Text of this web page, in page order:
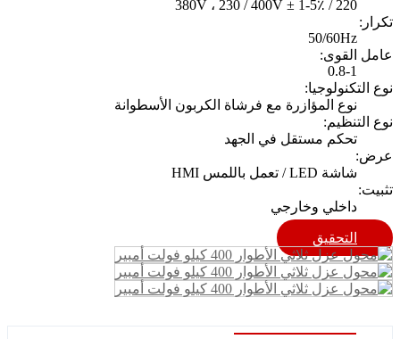
220 / 380V ، 230 / 400V ± 1-5٪
تكرار:
50/60Hz
عامل القوى:
0.8-1
نوع التكنولوجيا:
نوع المؤازرة مع فرشاة الكربون الأسطوانة
نوع التنظيم:
تحكم مستقل في الجهد
عرض:
شاشة LED / تعمل باللمس HMI
تثبيت:
داخلي وخارجي
التحقيق